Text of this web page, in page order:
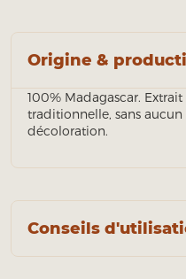
Origine &
100% Madagascar.
traditionnelle, sans
décoloration.
Conseils